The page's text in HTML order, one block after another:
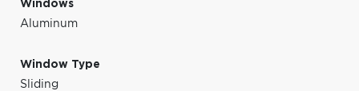
Windows
Aluminum
Window Type
Sliding